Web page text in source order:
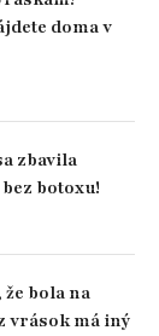
doma v
botoxu!
vrások má iný